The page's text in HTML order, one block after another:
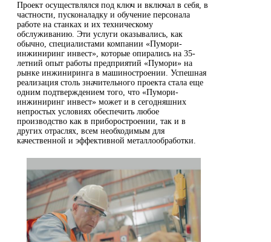
Проект осуществлялся под ключ и включал в себя, в
частности, пусконаладку и обучение персонала
работе на станках и их техническому
обслуживанию. Эти услуги оказывались, как
обычно, специалистами компании «Пумори-
инжиниринг инвест», которые опирались на 35-
летний опыт работы предприятий «Пумори» на
рынке инжиниринга в машиностроении. Успешная
реализация столь значительного проекта стала еще
одним подтверждением того, что «Пумори-
инжиниринг инвест» может и в сегодняшних
непростых условиях обеспечить любое
производство как в приборостроении, так и в
других отраслях, всем необходимым для
качественной и эффективной металлообработки.